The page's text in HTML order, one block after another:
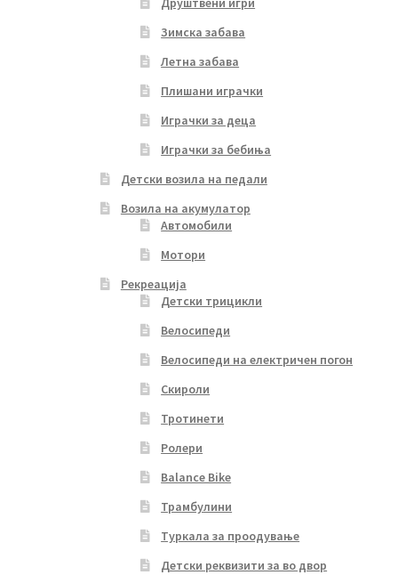
Зимска забава
Летна забава
Плишани играчки
Играчки за деца
Играчки за бебиња
Детски возила на педали
Возила на акумулатор
Автомобили
Мотори
Рекреација
Детски трицикли
Велосипеди
Велосипеди на електричен погон
Скироли
Тротинети
Ролери
Balance Bike
Трамбулини
Туркала за проодување
Детски реквизити за во двор